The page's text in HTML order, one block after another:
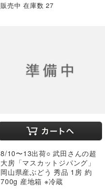
販売中 在庫数 27
8/10〜13出荷○ 武田さんの超
大房「マスカットジパング」
岡山県産ぶどう 秀品 1房 約
700g 産地箱 ※冷蔵